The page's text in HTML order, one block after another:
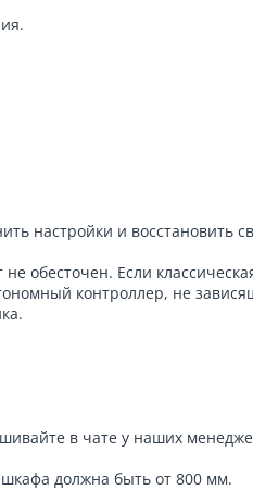
настройки и восстановить
обесточен. Если
контроллер, не
в чате у наших
шкафа должна быть от 800 мм.